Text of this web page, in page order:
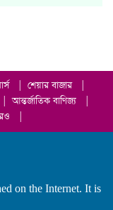
শেয়ার বাজার
আন্তর্জাতিক বাণিজ্য
on the Internet. It is